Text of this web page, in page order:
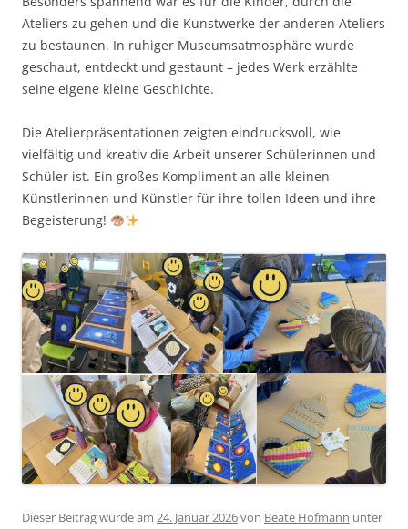
Ateliers zu gehen und die Kunstwerke der anderen Ateliers
zu bestaunen. In ruhiger Museumsatmosphäre wurde
geschaut, entdeckt und gestaunt – jedes Werk erzählte
seine eigene kleine Geschichte.
Die Atelierpräsentationen zeigten eindrucksvoll, wie
vielfältig und kreativ die Arbeit unserer Schülerinnen und
Schüler ist. Ein großes Kompliment an alle kleinen
Künstlerinnen und Künstler für ihre tollen Ideen und ihre
Begeisterung!
Dieser Beitrag wurde am 24. Januar 2026von Beate Hofmann unter